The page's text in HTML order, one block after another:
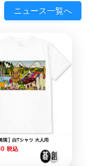
ニュース一覧へ